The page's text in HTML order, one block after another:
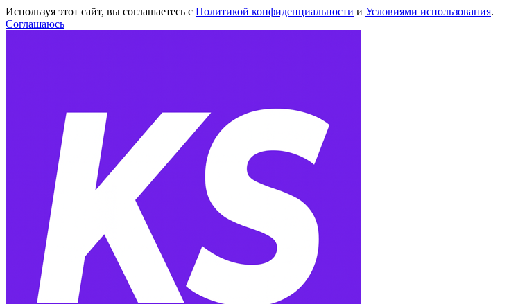
Используя этот сайт, вы соглашаетесь с Политикой конфиденциальности и Условиями использования.
Соглашаюсь